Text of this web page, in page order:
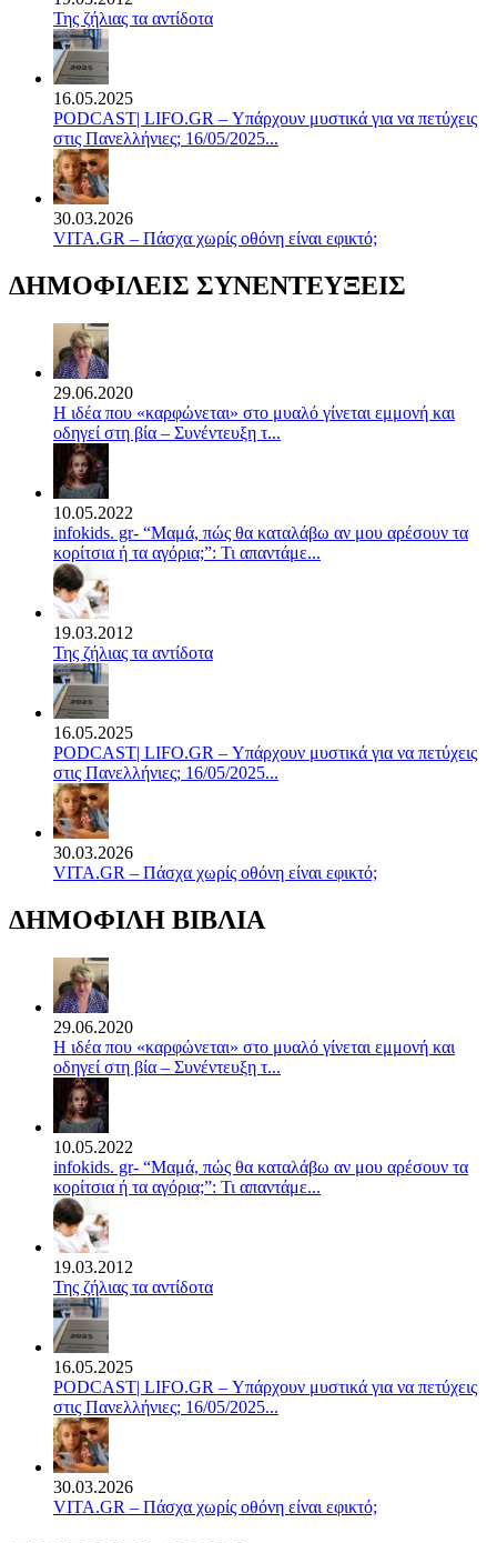
Της ζήλιας τα αντίδοτα
16.05.2025
PODCAST| LIFO.GR – Υπάρχουν μυστικά για να πετύχεις
στις Πανελλήνιες; 16/05/2025...
30.03.2026
VITA.GR – Πάσχα χωρίς οθόνη είναι εφικτό;
ΔΗΜΟΦΙΛΕΙΣ ΣΥΝΕΝΤΕΥΞΕΙΣ
29.06.2020
Η ιδέα που «καρφώνεται» στο μυαλό γίνεται εμμονή και
οδηγεί στη βία – Συνέντευξη τ...
10.05.2022
infokids. gr- “Μαμά, πώς θα καταλάβω αν μου αρέσουν τα
κορίτσια ή τα αγόρια;”: Τι απαντάμε...
19.03.2012
Της ζήλιας τα αντίδοτα
16.05.2025
PODCAST| LIFO.GR – Υπάρχουν μυστικά για να πετύχεις
στις Πανελλήνιες; 16/05/2025...
30.03.2026
VITA.GR – Πάσχα χωρίς οθόνη είναι εφικτό;
ΔΗΜΟΦΙΛΗ ΒΙΒΛΙΑ
29.06.2020
Η ιδέα που «καρφώνεται» στο μυαλό γίνεται εμμονή και
οδηγεί στη βία – Συνέντευξη τ...
10.05.2022
infokids. gr- “Μαμά, πώς θα καταλάβω αν μου αρέσουν τα
κορίτσια ή τα αγόρια;”: Τι απαντάμε...
19.03.2012
Της ζήλιας τα αντίδοτα
16.05.2025
PODCAST| LIFO.GR – Υπάρχουν μυστικά για να πετύχεις
στις Πανελλήνιες; 16/05/2025...
30.03.2026
VITA.GR – Πάσχα χωρίς οθόνη είναι εφικτό;